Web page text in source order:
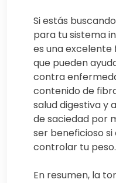
Si estás
para tu sistema
es una
que pueden
contra
contenido de
salud digestiva y
de saciedad por
ser beneficioso
controlar tu peso.
En resumen, la